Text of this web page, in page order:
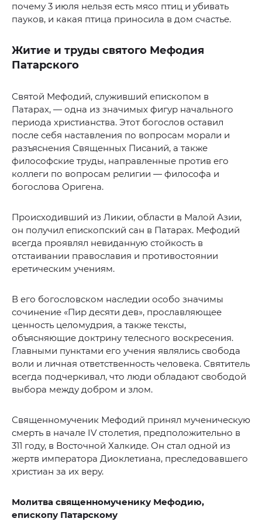
почему 3 июля нельзя есть мясо птиц и убивать
пауков, и какая птица приносила в дом счастье.
Житие и труды святого Мефодия
Патарского
Святой Мефодий, служивший епископом в
Патарах, — одна из значимых фигур начального
периода христианства. Этот богослов оставил
после себя наставления по вопросам морали и
разъяснения Священных Писаний, а также
философские труды, направленные против его
коллеги по вопросам религии — философа и
богослова Оригена.
Происходивший из Ликии, области в Малой Азии,
он получил епископский сан в Патарах. Мефодий
всегда проявлял невиданную стойкость в
отстаивании православия и противостоянии
еретическим учениям.
В его богословском наследии особо значимы
сочинение «Пир десяти дев», прославляющее
ценность целомудрия, а также тексты,
объясняющие доктрину телесного воскресения.
Главными пунктами его учения являлись свобода
воли и личная ответственность человека. Святитель
всегда подчеркивал, что люди обладают свободой
выбора между добром и злом.
Священномученик Мефодий принял мученическую
смерть в начале IV столетия, предположительно в
311 году, в Восточной Халкиде. Он стал одной из
жертв императора Диоклетиана, преследовавшего
христиан за их веру.
Молитва священномученику Мефодию,
епископу Патарскому